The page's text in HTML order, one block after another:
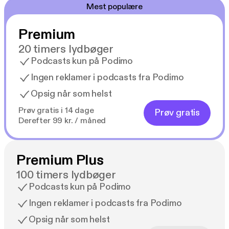
Mest populære
Premium
20 timers lydbøger
Podcasts kun på Podimo
Ingen reklamer i podcasts fra Podimo
Opsig når som helst
Prøv gratis i 14 dage
Derefter 99 kr. / måned
Prøv gratis
Premium Plus
100 timers lydbøger
Podcasts kun på Podimo
Ingen reklamer i podcasts fra Podimo
Opsig når som helst